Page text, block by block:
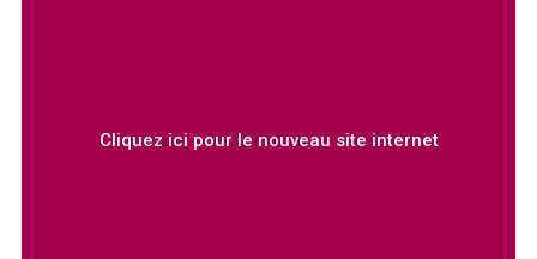
Cliquez ici pour le nouveau site internet